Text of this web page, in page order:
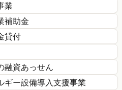
業
補助金
貸付
融資あっせん
ギー設備導入支援事業